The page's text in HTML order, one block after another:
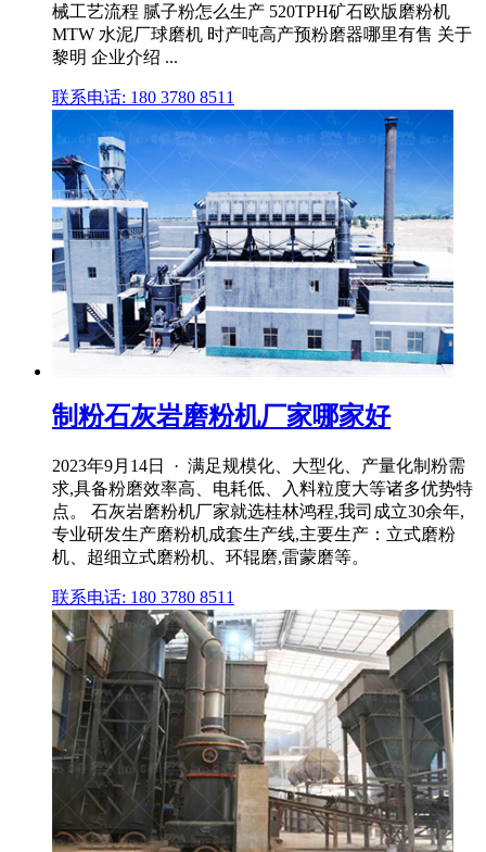
械工艺流程 腻子粉怎么生产 520TPH矿石欧版磨粉机
MTW 水泥厂球磨机 时产吨高产预粉磨器哪里有售 关于
黎明 企业介绍 ...
联系电话: 180 3780 8511
制粉石灰岩磨粉机厂家哪家好
2023年9月14日 · 满足规模化、大型化、产量化制粉需
求,具备粉磨效率高、电耗低、入料粒度大等诸多优势特
点。 石灰岩磨粉机厂家就选桂林鸿程,我司成立30余年,
专业研发生产磨粉机成套生产线,主要生产：立式磨粉
机、超细立式磨粉机、环辊磨,雷蒙磨等。
联系电话: 180 3780 8511